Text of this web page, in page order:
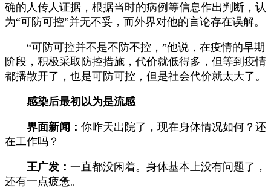
确的人传人证据，根据当时的病例等信息作出判断，认
为“可防可控”并无不妥，而外界对他的言论存在误解。
“可防可控并不是不防不控，”他说，在疫情的早期
阶段，积极采取防控措施，代价就低得多，但等到疫情
都播散开了，也是可防可控，但是社会代价就太大了。
感染后最初以为是流感
界面新闻： 你昨天出院了，现在身体情况如何？还
在工作吗？
王广发： 一直都没闲着。身体基本上没有问题了，
还有一点疲惫。